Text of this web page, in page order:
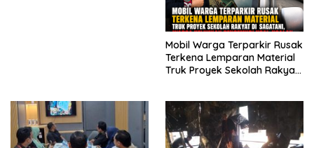
Mobil Warga Terparkir Rusak
Terkena Lemparan Material
Truk Proyek Sekolah Rakyat